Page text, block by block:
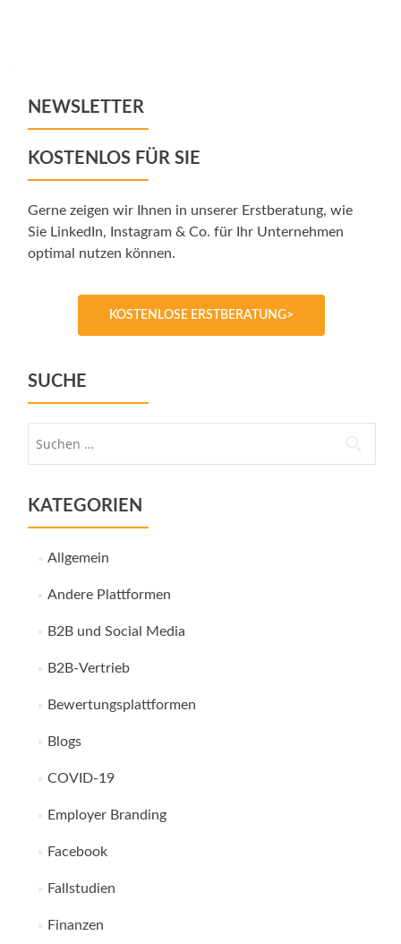
NEWSLETTER
KOSTENLOS FÜR SIE
Gerne zeigen wir Ihnen in unserer Erstberatung, wie
Sie LinkedIn, Instagram & Co. für Ihr Unternehmen
optimal nutzen können.
KOSTENLOSE ERSTBERATUNG>
SUCHE
KATEGORIEN
Allgemein
Andere Plattformen
B2B und Social Media
B2B-Vertrieb
Bewertungsplattformen
Blogs
COVID-19
Employer Branding
Facebook
Fallstudien
Finanzen